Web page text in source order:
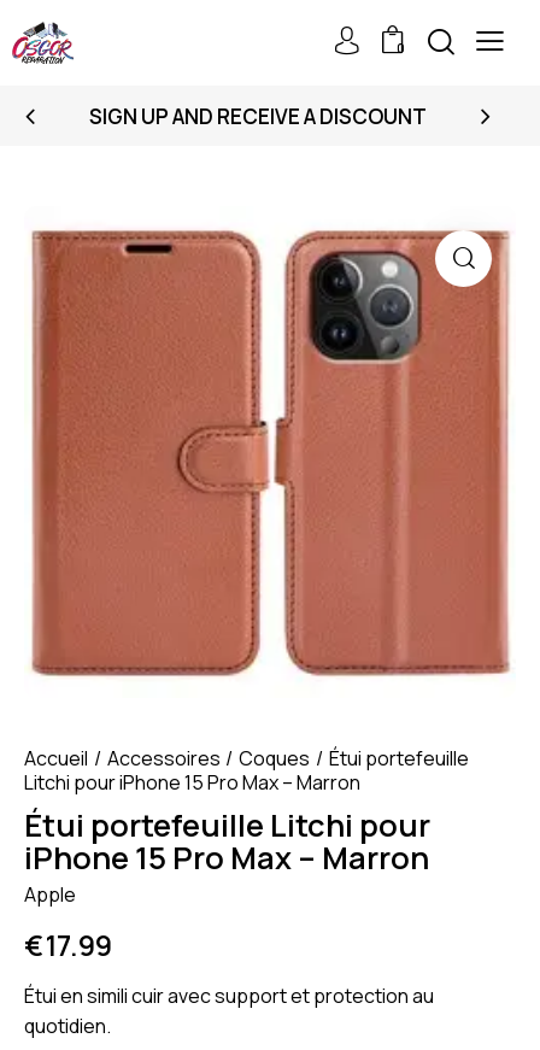
0
SIGN UP AND RECEIVE A DISCOUNT
Accueil Accessoires Coques
Étui portefeuille
Litchi pour iPhone 15 Pro Max – Marron
Étui portefeuille Litchi pour
iPhone 15 Pro Max – Marron
Apple
€17.99
Étui en simili cuir avec support et protection au
quotidien.